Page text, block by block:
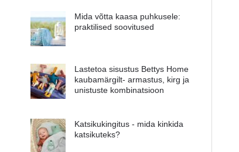
Mida võtta kaasa puhkusele:
praktilised soovitused
Lastetoa sisustus Bettys Home
kaubamärgilt- armastus, kirg ja
unistuste kombinatsioon
Katsikukingitus - mida kinkida
katsikuteks?